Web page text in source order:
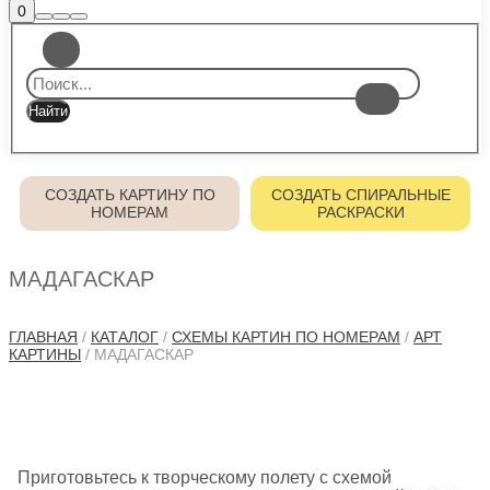
0Боковая
панель
магазина
Найти
Больше
информации
Главное
меню
СОЗДАТЬ КАРТИНУ ПО
НОМЕРАМ
СОЗДАТЬ СПИРАЛЬНЫЕ
РАСКРАСКИ
МАДАГАСКАР
ГЛАВНАЯ / КАТАЛОГ / СХЕМЫ КАРТИН ПО НОМЕРАМ / АРТ
КАРТИНЫ / МАДАГАСКАР
Приготовьтесь к творческому полету с схемой